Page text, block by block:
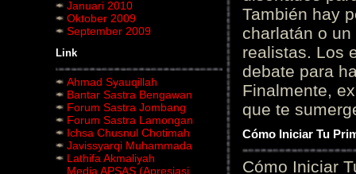
Januari 2010
Oktober 2009
September 2009
Link
Ahmad Syauqillah
Bantar Sastra Bengawan
Forum Sastra Jombang
Forum Sastra Lamongan
Ichsa Chusnul Chotimah
Javissyarqi Muhammada
Lathifa Akmaliyah
Media APSAS (Apresiasi
También hay
charlatán o
realistas. Los
debate para
Finalmente,
que te
Cómo Iniciar Tu
Cómo Iniciar